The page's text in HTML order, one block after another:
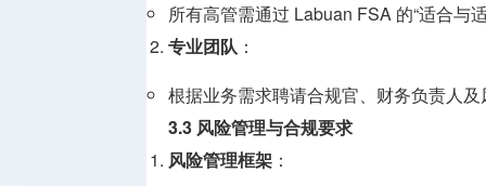
所有高管需通过 Labuan FSA 的“适合与
专业团队 ：
根据业务需求聘请合规官、财务负责人
3.3 风险管理与合规要求
风险管理框架 ：